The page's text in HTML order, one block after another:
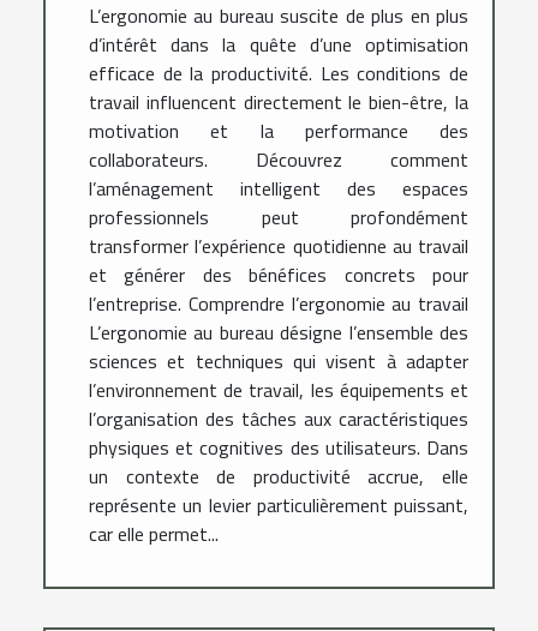
L’ergonomie au bureau suscite de plus en plus
d’intérêt dans la quête d’une optimisation
efficace de la productivité. Les conditions de
travail influencent directement le bien-être, la
motivation et la performance des
collaborateurs. Découvrez comment
l’aménagement intelligent des espaces
professionnels peut profondément
transformer l’expérience quotidienne au travail
et générer des bénéfices concrets pour
l’entreprise. Comprendre l’ergonomie au travail
L’ergonomie au bureau désigne l’ensemble des
sciences et techniques qui visent à adapter
l’environnement de travail, les équipements et
l’organisation des tâches aux caractéristiques
physiques et cognitives des utilisateurs. Dans
un contexte de productivité accrue, elle
représente un levier particulièrement puissant,
car elle permet...